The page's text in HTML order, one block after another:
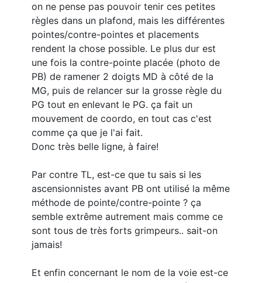
on ne pense pas pouvoir tenir ces petites
règles dans un plafond, mais les différentes
pointes/contre-pointes et placements
rendent la chose possible. Le plus dur est
une fois la contre-pointe placée (photo de
PB) de ramener 2 doigts MD à côté de la
MG, puis de relancer sur la grosse règle du
PG tout en enlevant le PG. ça fait un
mouvement de coordo, en tout cas c'est
comme ça que je l'ai fait.
Donc très belle ligne, à faire!
Par contre TL, est-ce que tu sais si les
ascensionnistes avant PB ont utilisé la même
méthode de pointe/contre-pointe ? ça
semble extrême autrement mais comme ce
sont tous de très forts grimpeurs.. sait-on
jamais!
Et enfin concernant le nom de la voie est-ce